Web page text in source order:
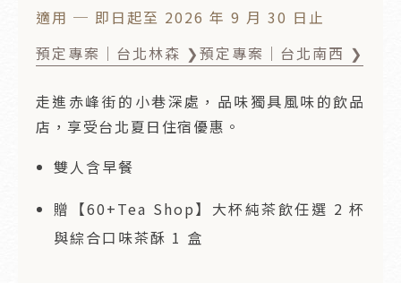
適用 ─ 即日起至 2026 年 9 月 30 日止
預定專案｜台北林森 ❯預定專案｜台北南西 ❯
走進赤峰街的小巷深處，品味獨具風味的飲品
店，享受台北夏日住宿優惠。
雙人含早餐
贈【60+Tea Shop】大杯純茶飲任選 2 杯
與綜合口味茶酥 1 盒